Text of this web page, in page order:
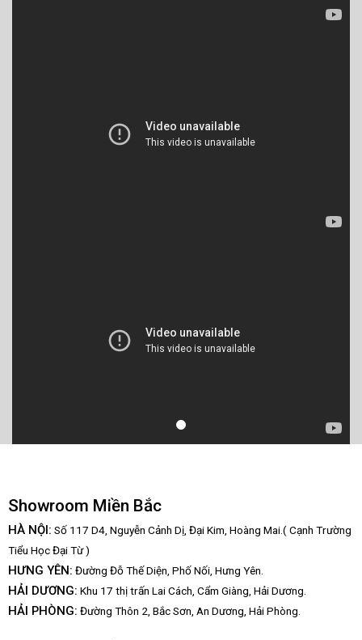
Showroom Miền Bắc
HÀ NỘI: Số 117 D4, Nguyễn Cảnh Dị, Đại Kim, Hoàng Mai.( Cạnh Trường
Tiểu Học Đại Từ )
HƯNG YÊN: Đường Đỗ Thế Diện, Phố Nối, Hưng Yên.
HẢI DƯƠNG: Khu 17 thị trấn Lai Cách, Cẩm Giàng, Hải Dương.
HẢI PHÒNG: Đường Thôn 2, Bắc Sơn, An Dương, Hải Phòng.